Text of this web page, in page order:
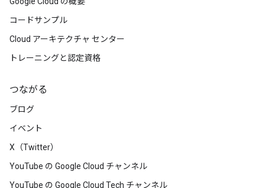
コードサンプル
Cloud アーキテクチャ センター
トレーニングと認定資格
つながる
ブログ
イベント
X（Twitter）
YouTube の Google Cloud チャンネル
YouTube の Google Cloud Tech チャンネル